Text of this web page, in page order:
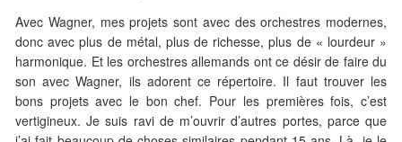
Avec Wagner, mes projets sont avec des orchestres modernes,
donc avec plus de métal, plus de richesse, plus de « lourdeur »
harmonique. Et les orchestres allemands ont ce désir de faire du
son avec Wagner, ils adorent ce répertoire. Il faut trouver les
bons projets avec le bon chef. Pour les premières fois, c’est
vertigineux. Je suis ravi de m’ouvrir d’autres portes, parce que